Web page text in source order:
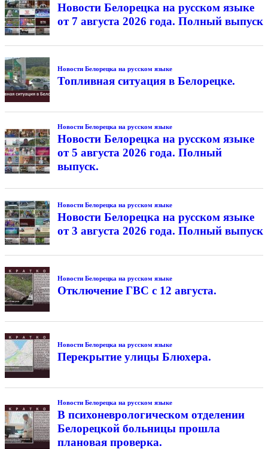
Новости Белорецка на русском языке
от 7 августа 2026 года. Полный выпуск
Новости Белорецка на русском языке
Топливная ситуация в Белорецке.
Новости Белорецка на русском языке
Новости Белорецка на русском языке
от 5 августа 2026 года. Полный
выпуск.
Новости Белорецка на русском языке
Новости Белорецка на русском языке
от 3 августа 2026 года. Полный выпуск
Новости Белорецка на русском языке
Отключение ГВС с 12 августа.
Новости Белорецка на русском языке
Перекрытие улицы Блюхера.
Новости Белорецка на русском языке
В психоневрологическом отделении
Белорецкой больницы прошла
плановая проверка.